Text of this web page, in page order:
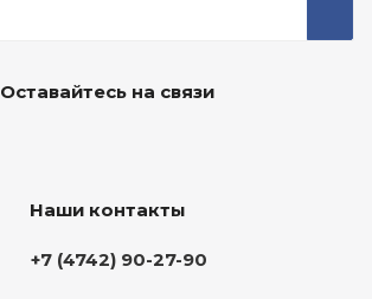
Оставайтесь на связи
Наши контакты
+7 (4742) 90-27-90